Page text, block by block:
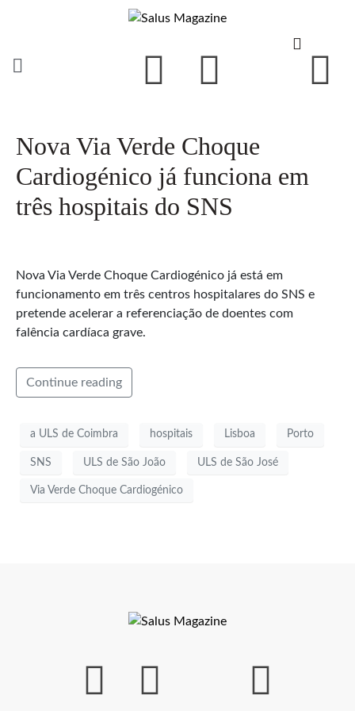
Nova Via Verde Choque
Cardiogénico já funciona em
três hospitais do SNS
Nova Via Verde Choque Cardiogénico já está em
funcionamento em três centros hospitalares do SNS e
pretende acelerar a referenciação de doentes com
falência cardíaca grave.
Continue reading
a ULS de Coimbra hospitais Lisboa Porto
SNS ULS de São João ULS de São José
Via Verde Choque Cardiogénico